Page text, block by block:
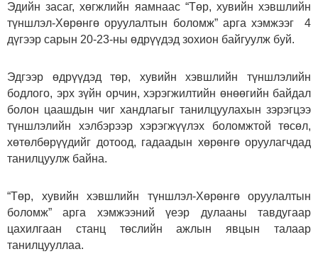
Эдийн засаг, хөгжлийн яамнаас “Төр, хувийн хэвшлийн
түншлэл-Хөрөнгө оруулалтын боломж” арга хэмжээг 4
дүгээр сарын 20-23-ны өдрүүдэд зохион байгуулж буй.
Эдгээр өдрүүдэд төр, хувийн хэвшлийн түншлэлийн
бодлого, эрх зүйн орчин, хэрэгжилтийн өнөөгийн байдал
болон цаашдын чиг хандлагыг танилцуулахын зэрэгцээ
түншлэлийн хэлбэрээр хэрэгжүүлэх боломжтой төсөл,
хөтөлбөрүүдийг дотоод, гадаадын хөрөнгө оруулагчдад
танилцуулж байна.
“Төр, хувийн хэвшлийн түншлэл-Хөрөнгө оруулалтын
боломж” арга хэмжээний үеэр дулааны тавдугаар
цахилгаан станц төслийн ажлын явцын талаар
танилцууллаа.